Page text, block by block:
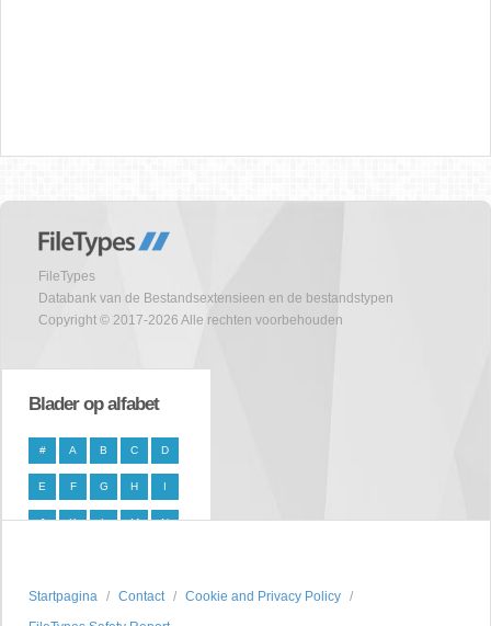
FileTypes
Databank van de Bestandsextensieen en de bestandstypen
Copyright © 2017-2026 Alle rechten voorbehouden
Blader op alfabet
# A B C D
E F G H I
J K L M N
T U W X
Startpagina Contact
Cookie and Privacy Policy